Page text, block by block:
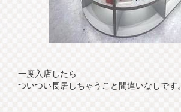
一度入店したら
ついつい長居しちゃうこと間違いなしです。